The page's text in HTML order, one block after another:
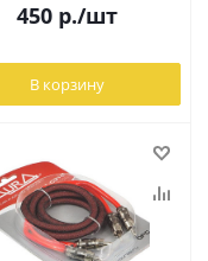
450р./шт
В корзину